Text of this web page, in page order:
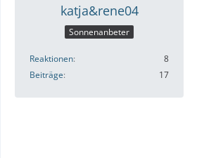
katja&rene04
Sonnenanbeter
Reaktionen
8
Beiträge
17